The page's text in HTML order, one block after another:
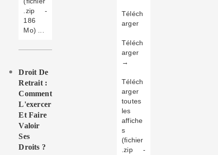
.zip -
186
Mo) ...
Droit De
Retrait :
Comment
L'exercer
Et Faire
Valoir
Ses
Droits ?
Téléch
arger
Téléch
arger
→
Téléch
arger
toutes
les
affiche
s
(fichier
.zip -